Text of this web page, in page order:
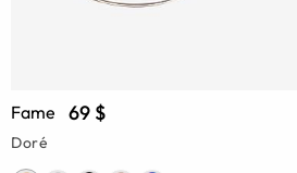
Fame 69 $
Doré